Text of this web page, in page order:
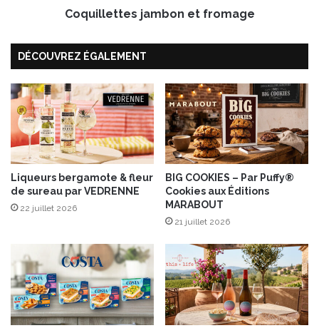
û
e
s
s
m
b
n
e
t
f
r
o
e
Coquillettes jambon et fromage
DÉCOUVREZ ÉGALEMENT
Liqueurs bergamote & fleur
de sureau par VEDRENNE
22 juillet 2026
BIG COOKIES – Par Puffy®
Cookies aux Éditions
MARABOUT
21 juillet 2026